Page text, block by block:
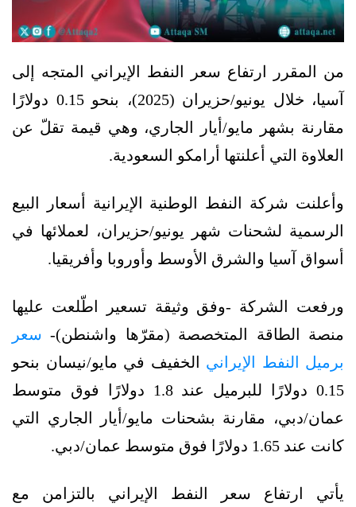
من المقرر ارتفاع سعر النفط الإيراني المتجه إلى
آسيا، خلال يونيو/حزيران (2025)، بنحو 0.15 دولارًا
مقارنة بشهر مايو/أيار الجاري، وهي قيمة تقلّ عن
العلاوة التي أعلنتها أرامكو السعودية.
وأعلنت شركة النفط الوطنية الإيرانية أسعار البيع
الرسمية لشحنات شهر يونيو/حزيران، لعملائها في
أسواق آسيا والشرق الأوسط وأوروبا وأفريقيا.
ورفعت الشركة -وفق وثيقة تسعير اطّلعت عليها
منصة الطاقة المتخصصة (مقرّها واشنطن)- سعر
برميل النفط الإيراني الخفيف في مايو/نيسان بنحو
0.15 دولارًا للبرميل عند 1.8 دولارًا فوق متوسط
عمان/دبي، مقارنة بشحنات مايو/أيار الجاري التي
كانت عند 1.65 دولارًا فوق متوسط عمان/دبي.
يأتي ارتفاع سعر النفط الإيراني بالتزامن مع